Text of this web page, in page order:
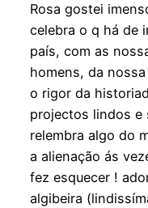
Rosa gostei
celebra o q há de
país, com as
homens, da
o rigor da
projectos lindos e
relembra algo do
a alienação ás
fez esquecer !
algibeira